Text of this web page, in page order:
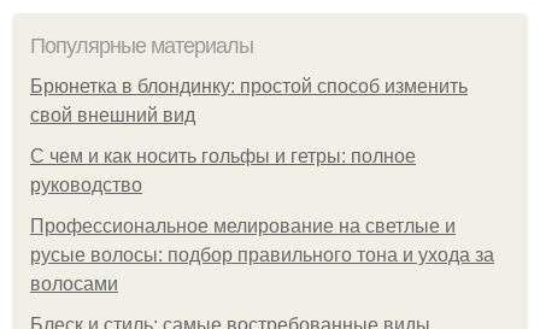
Популярные материалы
Брюнетка в блондинку: простой способ изменить
свой внешний вид
С чем и как носить гольфы и гетры: полное
руководство
Профессиональное мелирование на светлые и
русые волосы: подбор правильного тона и ухода за
волосами